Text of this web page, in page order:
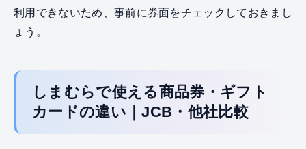
利用できないため、事前に券面をチェックしておきまし
ょう。
しまむらで使える商品券・ギフト
カードの違い｜JCB・他社比較